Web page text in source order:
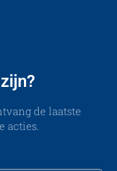
de laatste
acties.